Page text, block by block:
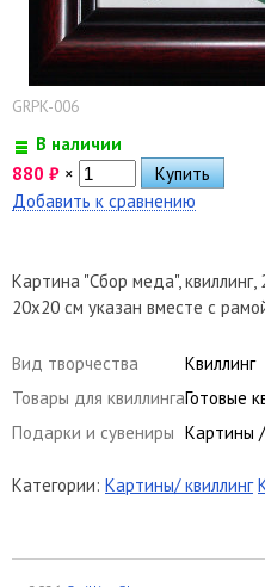
GRPK-006
В наличии
880 ₽ ×
Добавить к сравнению
Картина "Сбор меда", квиллинг,
20х20 см указан вместе с
Вид творчества
Квиллинг
Товары для квиллингаГотовые
Подарки и сувениры Картины /
Категории: Картины/ квиллинг